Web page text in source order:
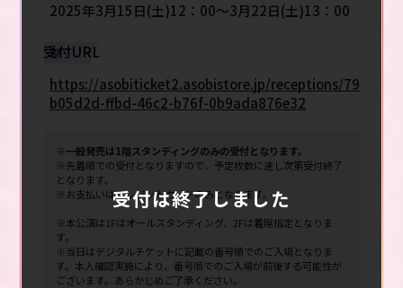
2025年3月15日(土)12：00～3月22日(土)13：00
受付URL
https://asobiticket2.asobistore.jp/receptions/79
b05d2d-ffbd-46c2-b76f-0b9ada876e32
※一般発売は1階スタンディングのみの受付となります。
※先着順での受付となりますので、予定枚数に達し次第受付終了
となります。
※お支払いはクレジットカードのみとなります。
※本公演は1Fはオールスタンディング、2Fは着席指定となりま
す。
※当日はデジタルチケットに記載の番号順でのご入場となりま
す。本人確認実施により、番号順でのご入場が前後する可能性が
ございます。あらかじめご了承ください。
受付は終了しました